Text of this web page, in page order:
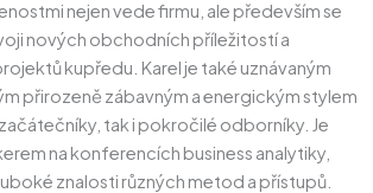
nejen vede firmu, ale především se
nových obchodních příležitostí a
kupředu. Karel je také uznávaným
přirozeně zábavným a energickým stylem
tak i pokročilé odborníky. Je
na konferencích business analytiky,
znalosti různých metod a přístupů.